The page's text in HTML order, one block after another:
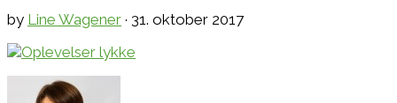
by Line Wagener · 31. oktober 2017